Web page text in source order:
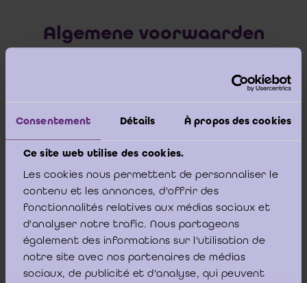
Consentement Détails À propos des cookies
Ce site web utilise des cookies.
Les cookies nous permettent de personnaliser le
contenu et les annonces, d'offrir des
fonctionnalités relatives aux médias sociaux et
d'analyser notre trafic. Nous partageons
également des informations sur l'utilisation de
notre site avec nos partenaires de médias
sociaux, de publicité et d'analyse, qui peuvent
Algemene voorwaarden
Algemene voorwaarden van het ICCI
Toegang tot en gebruik van onze website, inclusief het
downloaden van documenten, het inschrijven voor een
opleiding en de aankoop of het gebruik van producten en
diensten aangeboden door het ICCI, zijn onderworpen aan
onze Algemene Voorwaarden.
Door u in te schrijven voor een opleiding, contact op te